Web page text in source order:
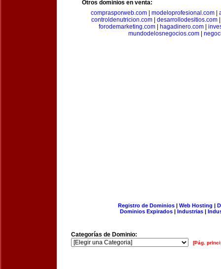
Otros dominios en venta:
comprasporweb.com| modeloprofesional.com|
controldenutricion.com
desarrollodesitios.com
forodemarketing.com| hagadinero.com|
mundodelosnegocios.com
Registro de Dominios| Web Hosting |
Dominios Expirados | Industrias |
Categorías de Dominio:
[Pág.